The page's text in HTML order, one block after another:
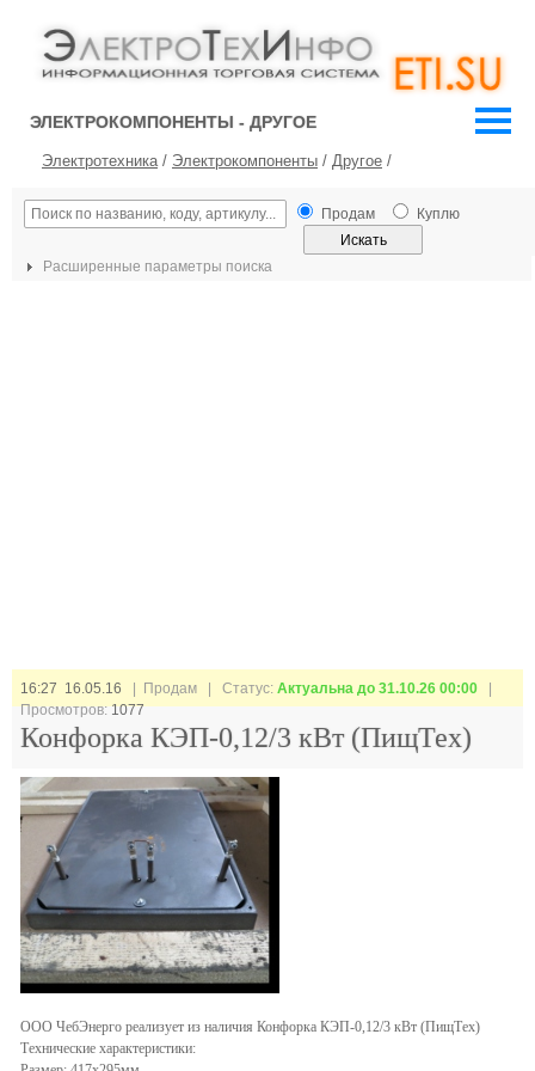
ЭЛЕКТРОКОМПОНЕНТЫ - ДРУГОЕ
Электротехника/ Электрокомпоненты / Другое /
Продам Куплю
Расширенные параметры поиска
16:27 16.05.16 | Продам | Статус: Актуальна до 31.10.26 00:00
Просмотров:1077
Конфорка КЭП-0,12/3 кВт (ПищТех)
ООО ЧебЭнерго реализует из наличия Конфорка КЭП-0,12/3 кВт (ПищТех)
Технические характеристики: